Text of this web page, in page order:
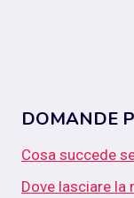
DOMANDE
Cosa succede
Dove lasciare la